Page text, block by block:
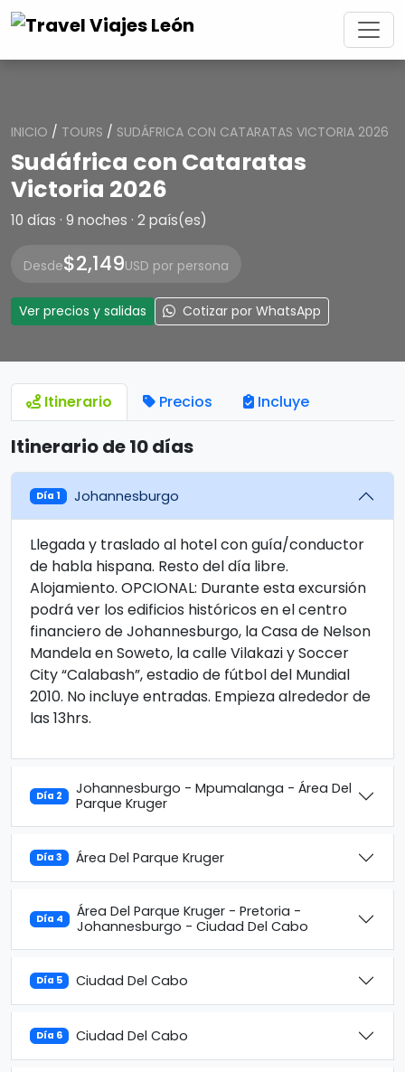
INICIO / TOURS / SUDÁFRICA CON CATARATAS VICTORIA 2026
Sudáfrica con Cataratas
Victoria 2026
10 días · 9 noches · 2 país(es)
Desde$2,149USD por persona
Ver precios y salidas Cotizar por WhatsApp
Itinerario Precios Incluye
Itinerario de 10 días
Día 1 Johannesburgo
Llegada y traslado al hotel con guía/conductor
de habla hispana. Resto del día libre.
Alojamiento. OPCIONAL: Durante esta excursión
podrá ver los edificios históricos en el centro
financiero de Johannesburgo, la Casa de Nelson
Mandela en Soweto, la calle Vilakazi y Soccer
City “Calabash”, estadio de fútbol del Mundial
2010. No incluye entradas. Empieza alrededor de
las 13hrs.
Día 2
Johannesburgo - Mpumalanga - Área Del
Parque Kruger
Día 3 Área Del Parque Kruger
Día 4
Área Del Parque Kruger - Pretoria -
Johannesburgo - Ciudad Del Cabo
Día 5 Ciudad Del Cabo
Día 6 Ciudad Del Cabo